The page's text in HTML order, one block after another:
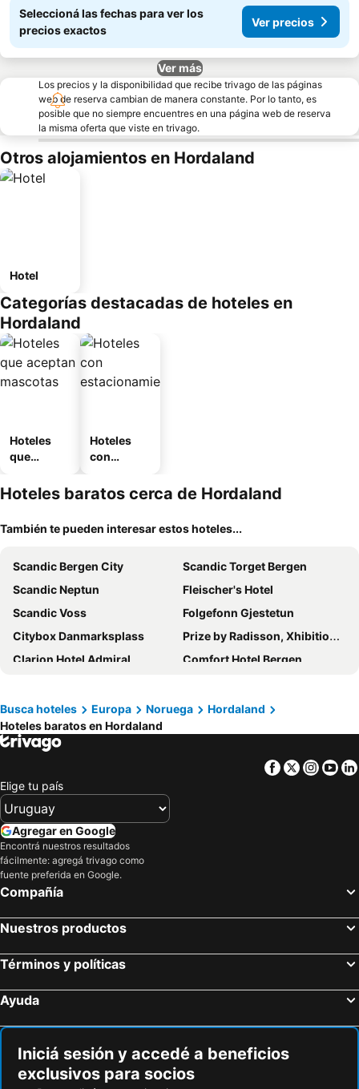
Seleccioná las fechas para ver los
precios exactos
Ver precios
Ver más
Los precios y la disponibilidad que recibe trivago de las páginas
web de reserva cambian de manera constante. Por lo tanto, es
posible que no siempre encuentres en una página web de reserva
la misma oferta que viste en trivago.
Otros alojamientos en Hordaland
Hotel
Categorías destacadas de hoteles en
Hordaland
Hoteles
que
mascotas
Hoteles
con
miento
Hoteles baratos cerca de Hordaland
También te pueden interesar estos hoteles...
Scandic Bergen City
Scandic Torget Bergen
Scandic Neptun
Fleischer's Hotel
Scandic Voss
Folgefonn Gjestetun
Citybox Danmarksplass
Prize by Radisson, Xhibition Bergen City
Clarion Hotel Admiral
Comfort Hotel Bergen
Thon Hotel Rosenkrantz Bergen
Grand Hotel Terminus
Zander K Hotel
Heimen Hotel
Busca hoteles Europa Noruega
Hordaland
Hoteles baratos en Hordaland
Facebook
Twitter
Elige tu país
Agregar en Google
Encontrá nuestros resultados
fácilmente: agregá trivago como
fuente preferida en Google.
Compañía
Nuestros productos
Términos y políticas
Ayuda
Iniciá sesión y accedé a beneficios
exclusivos para socios